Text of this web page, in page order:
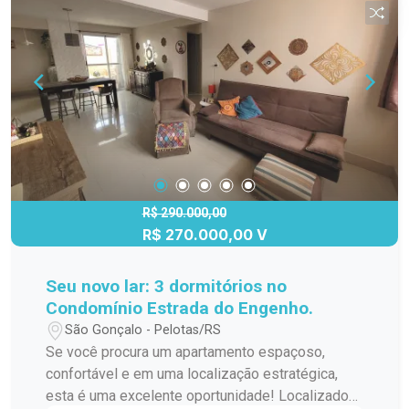
R$ 290.000,00
R$ 270.000,00 V
Seu novo lar: 3 dormitórios no
Condomínio Estrada do Engenho.
São Gonçalo - Pelotas/RS
Se você procura um apartamento espaçoso,
confortável e em uma localização estratégica,
esta é uma excelente oportunidade! Localizado